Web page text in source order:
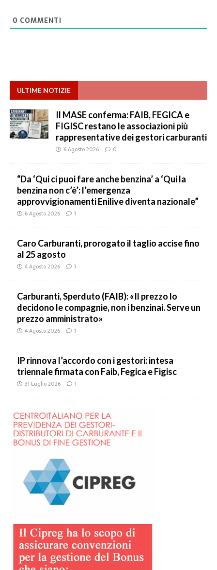
0 COMMENTI
ULTIME NOTIZIE
Il MASE conferma: FAIB, FEGICA e
FIGISC restano le associazioni più
rappresentative dei gestori carburanti
6 Agosto 2026 0
“Da ‘Qui ci puoi fare anche benzina’ a ‘Qui la
benzina non c’è’: l’emergenza
approvvigionamenti Enilive diventa nazionale”
6 Agosto 2026 1
Caro Carburanti, prorogato il taglio accise fino
al 25 agosto
4 Agosto 2026 1
Carburanti, Sperduto (FAIB): «Il prezzo lo
decidono le compagnie, non i benzinai. Serve un
prezzo amministrato»
4 Agosto 2026 1
IP rinnova l’accordo con i gestori: intesa
triennale firmata con Faib, Fegica e Figisc
31 Luglio 2026 1